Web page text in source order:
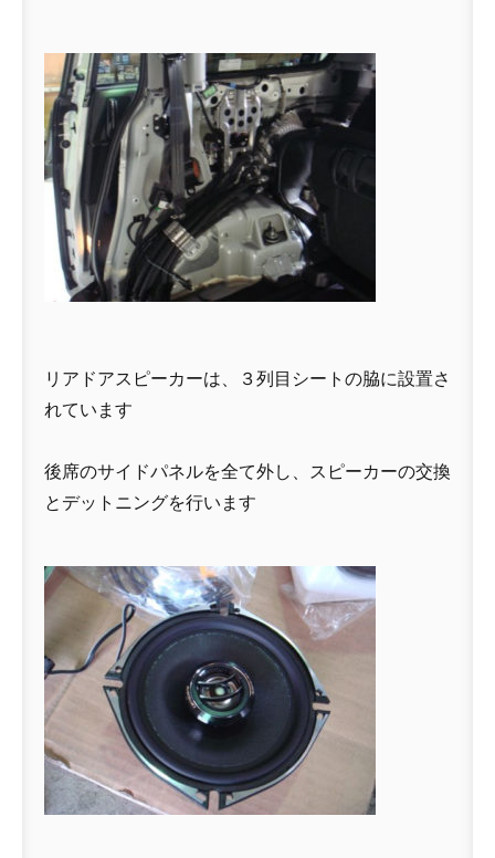
リアドアスピーカーは、３列目シートの脇に設置さ
れています
後席のサイドパネルを全て外し、スピーカーの交換
とデットニングを行います